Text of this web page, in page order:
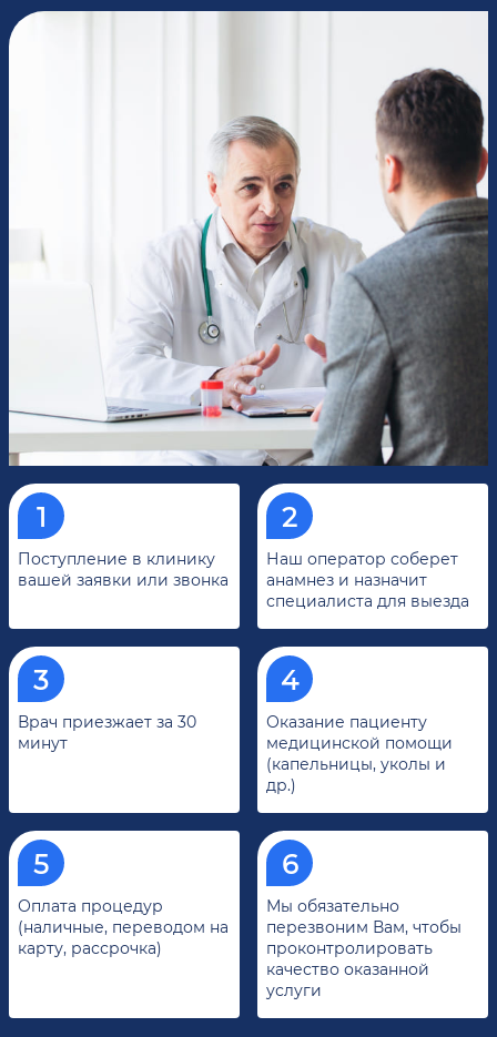
Поступление в клинику
вашей заявки или звонка
Наш оператор соберет
анамнез и назначит
специалиста для выезда
Врач приезжает за 30
минут
Оказание пациенту
медицинской помощи
(капельницы, уколы и
др.)
Оплата процедур
(наличные, переводом на
карту, рассрочка)
Мы обязательно
перезвоним Вам, чтобы
проконтролировать
качество оказанной
услуги